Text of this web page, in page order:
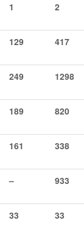
1 2
129 417
249 1298
189 820
161 338
– 933
33 33